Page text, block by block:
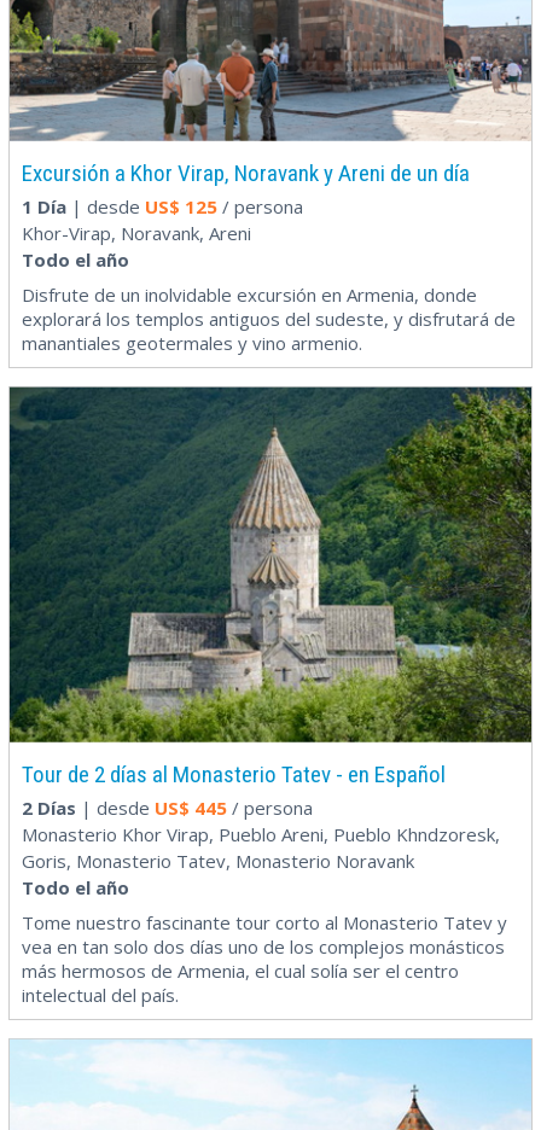
Excursión a Khor Virap, Noravank y Areni de un día
1 Día | desde US$ 125 / persona
Khor-Virap, Noravank, Areni
Todo el año
Disfrute de un inolvidable excursión en Armenia, donde
explorará los templos antiguos del sudeste, y disfrutará de
manantiales geotermales y vino armenio.
Tour de 2 días al Monasterio Tatev - en Español
2 Días | desde US$ 445 / persona
Monasterio Khor Virap, Pueblo Areni, Pueblo Khndzoresk,
Goris, Monasterio Tatev, Monasterio Noravank
Todo el año
Tome nuestro fascinante tour corto al Monasterio Tatev y
vea en tan solo dos días uno de los complejos monásticos
más hermosos de Armenia, el cual solía ser el centro
intelectual del país.